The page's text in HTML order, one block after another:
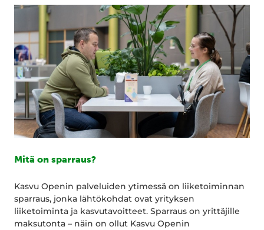
Mitä on sparraus?
Kasvu Openin palveluiden ytimessä on liiketoiminnan
sparraus, jonka lähtökohdat ovat yrityksen
liiketoiminta ja kasvutavoitteet. Sparraus on yrittäjille
maksutonta – näin on ollut Kasvu Openin